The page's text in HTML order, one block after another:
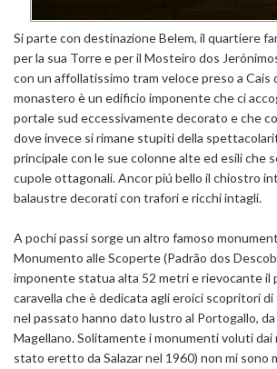
Si parte con destinazione Belem, il quartiere
per la sua Torre e per il Mosteiro dos
con un affollatissimo tram veloce preso a Cais
monastero è un edificio imponente che ci
portale sud eccessivamente decorato e che
dove invece si rimane stupiti della
principale con le sue colonne alte ed esili che
cupole ottagonali. Ancor piú bello il chiostro
balaustre decorati con trafori e ricchi intagli.
A pochi passi sorge un altro famoso
Monumento alle Scoperte (Padrão dos
imponente statua alta 52 metri e rievocante il
caravella che è dedicata agli eroici scopritori
nel passato hanno dato lustro al Portogallo, da
Magellano. Solitamente i monumenti voluti dai
stato eretto da Salazar nel 1960) non mi sono